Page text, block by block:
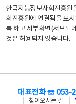
한국지능정보사회진흥원
회진흥원에 연결됨을 표
록 하고 세부화면(서브도
것은 허용되지 않습니다.
대표전화 ☏ 053-
찾아오시는 길